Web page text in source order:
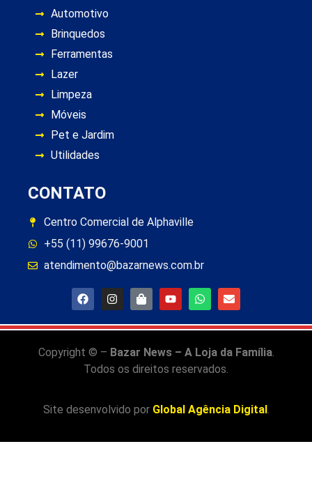
Automotivo
Brinquedos
Ferramentas
Lazer
Limpeza
Móveis
Pet e Jardim
Utilidades
CONTATO
Centro Comercial de Alphaville
+55 (11) 99676-9001
atendimento@bazarnews.com.br
Copyright © – Bazar News – A Loja da Família.
Todos os direitos reservados.
Site desenvolvido por Global Agência Digital.